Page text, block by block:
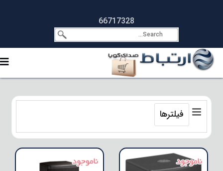
66717328
فیلترها